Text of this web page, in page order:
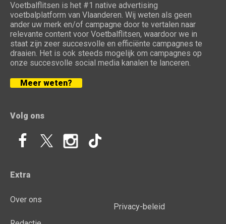
Voetbalflitsen is het #1 native advertising
voetbalplatform van Vlaanderen. Wij weten als geen
ander uw merk en/of campagne door te vertalen naar
relevante content voor Voetbalflitsen, waardoor we in
staat zijn zeer succesvolle en efficiënte campagnes te
draaien. Het is ook steeds mogelijk om campagnes op
onze succesvolle social media kanalen te lanceren.
Meer weten?
Volg ons
Extra
Over ons
Privacy-beleid